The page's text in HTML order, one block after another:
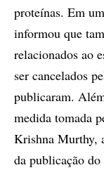
proteínas. Em
informou que
relacionados ao
ser cancelados
publicaram.
medida tomada
Krishna Murthy,
da publicação